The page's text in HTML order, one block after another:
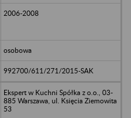
2006-2008
osobowa
992700/611/271/2015-SAK
Ekspert w Kuchni Spółka z o.o., 03-
885 Warszawa, ul. Księcia Ziemowita
53